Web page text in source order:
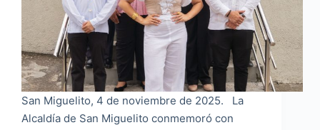
San Miguelito, 4 de noviembre de 2025. La
Alcaldía de San Miguelito conmemoró con